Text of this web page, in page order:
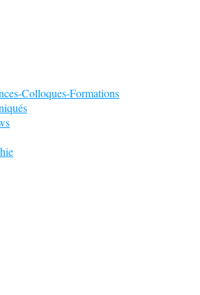
Colloques-Formations